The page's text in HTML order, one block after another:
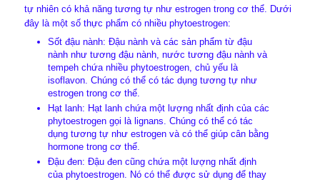
tự nhiên có khả năng tương tự như estrogen trong cơ thể. Dưới
đây là một số thực phẩm có nhiều phytoestrogen:
Sốt đậu nành: Đậu nành và các sản phẩm từ đậu
nành như tương đậu nành, nước tương đậu nành và
tempeh chứa nhiều phytoestrogen, chủ yếu là
isoflavon. Chúng có thể có tác dụng tương tự như
estrogen trong cơ thể.
Hạt lanh: Hạt lanh chứa một lượng nhất định của các
phytoestrogen gọi là lignans. Chúng có thể có tác
dụng tương tự như estrogen và có thể giúp cân bằng
hormone trong cơ thể.
Đậu đen: Đậu đen cũng chứa một lượng nhất định
của phytoestrogen. Nó có thể được sử dụng để thay